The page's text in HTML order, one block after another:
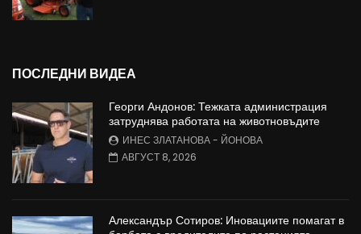
ПОСЛЕДНИ ВИДЕА
Георги Андонов: Тежката администрация
затруднява работата на животновъдите
ИНЕС ЗЛАТАНОВА - ЙОНОВА
АВГУСТ 8, 2026
Александър Сотиров: Иновациите помагат в